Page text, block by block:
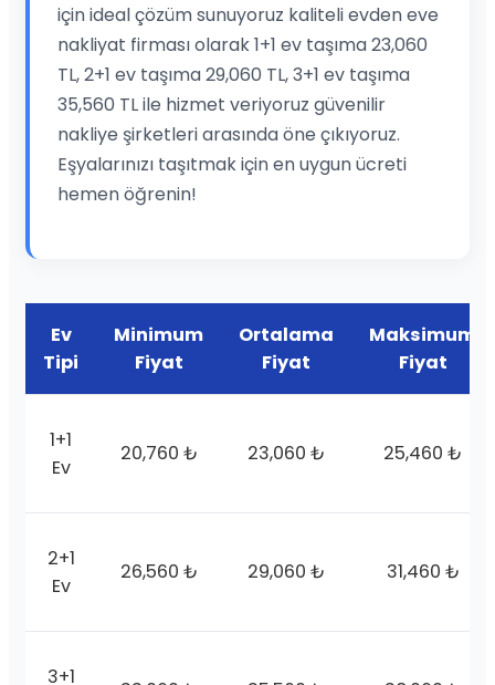
için ideal çözüm sunuyoruz kaliteli evden eve
nakliyat firması olarak 1+1 ev taşıma 23,060
TL, 2+1 ev taşıma 29,060 TL, 3+1 ev taşıma
35,560 TL ile hizmet veriyoruz güvenilir
nakliye şirketleri arasında öne çıkıyoruz.
Eşyalarınızı taşıtmak için en uygun ücreti
hemen öğrenin!
Ev
Tipi
Minimum
Fiyat
Ortalama
Fiyat
Maksimum
Fiyat
1+1
Ev
20,760 ₺ 23,060 ₺ 25,460 ₺
2+1
Ev
26,560 ₺ 29,060 ₺ 31,460 ₺
3+1